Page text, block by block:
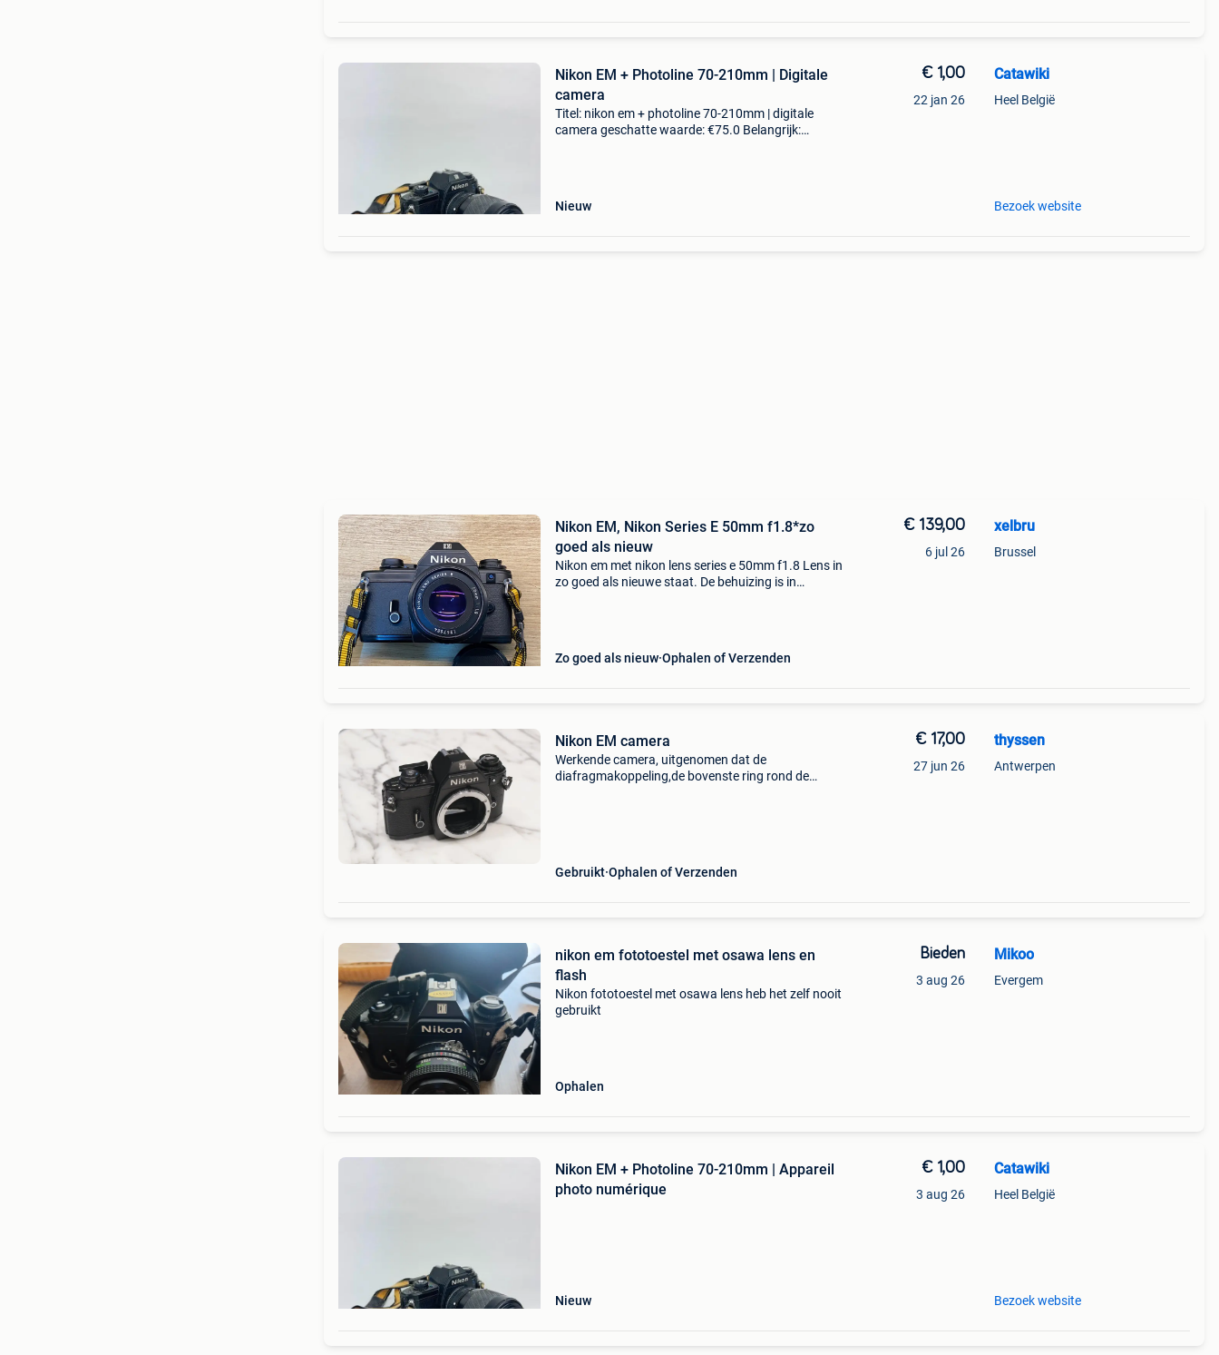
Nikon EM + Photoline 70-210mm | Digitale
camera
Titel: nikon em + photoline 70-210mm | digitale
camera geschatte waarde: €75.0 Belangrijk:
Nieuw
€ 1,00
22 jan 26
Catawiki
Heel België
Bezoek website
Nikon EM, Nikon Series E 50mm f1.8*zo
goed als nieuw
Nikon em met nikon lens series e 50mm f1.8 Lens in
zo goed als nieuwe staat. De behuizing is in
Zo goed als nieuw Ophalen of Verzenden
€ 139,00
6 jul 26
xelbru
Brussel
Nikon EM camera
Werkende camera, uitgenomen dat de
diafragmakoppeling,de bovenste ring rond de
Gebruikt Ophalen of Verzenden
€ 17,00
27 jun 26
thyssen
Antwerpen
nikon em fototoestel met osawa lens en
flash
Nikon fototoestel met osawa lens heb het zelf nooit
gebruikt
Ophalen
Bieden
3 aug 26
Mikoo
Evergem
Nikon EM + Photoline 70-210mm | Appareil
photo numérique
Nieuw
€ 1,00
3 aug 26
Catawiki
Heel België
Bezoek website